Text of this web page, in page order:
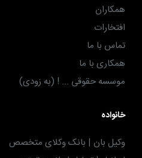
همکاران
افتخارات
تماس با ما
همکاری با ما
موسسه حقوقی ... ! (به زودی)
خانواده
وکیل بان | بانک وکلای متخصص